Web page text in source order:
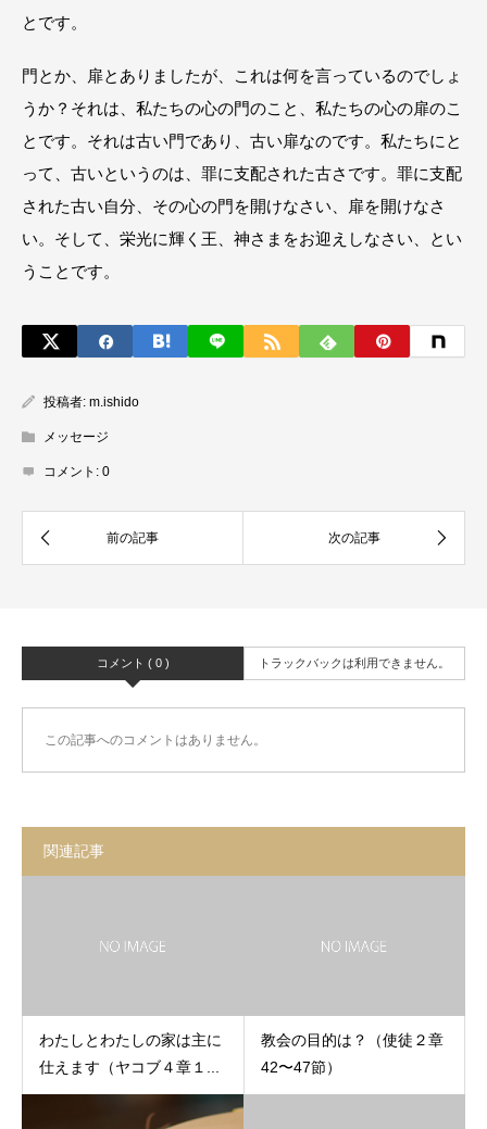
とです。
門とか、扉とありましたが、これは何を言っているのでしょ
うか？それは、私たちの心の門のこと、私たちの心の扉のこ
とです。それは古い門であり、古い扉なのです。私たちにと
って、古いというのは、罪に支配された古さです。罪に支配
された古い自分、その心の門を開けなさい、扉を開けなさ
い。そして、栄光に輝く王、神さまをお迎えしなさい、とい
うことです。
投稿者: m.ishido
メッセージ
コメント: 0
コメント ( 0 ) トラックバックは利用できません。
この記事へのコメントはありません。
関連記事
わたしとわたしの家は主に
仕えます（ヤコブ４章１...
教会の目的は？（使徒２章
42〜47節）